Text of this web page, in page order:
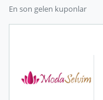
En son gelen kuponlar